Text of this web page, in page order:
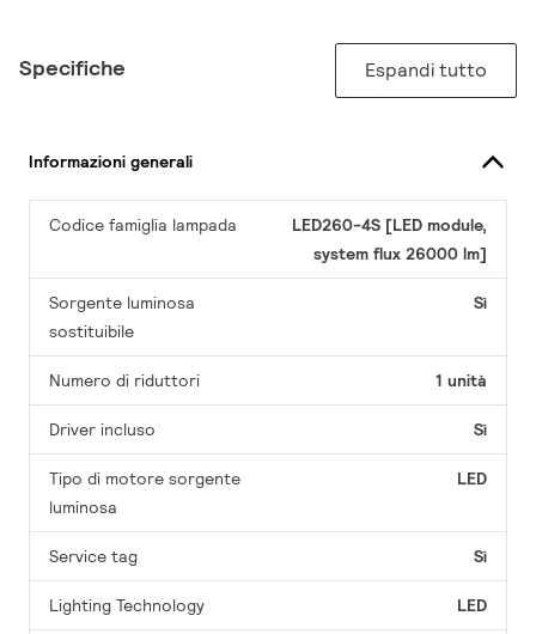
Specifiche Espandi tutto
Informazioni generali
Codice famiglia lampada
LED260-4S [LED module,
system flux 26000 lm]
Sorgente luminosa
sostituibile
Sì
Numero di riduttori 1 unità
Driver incluso Sì
Tipo di motore sorgente
luminosa
LED
Service tag Sì
Lighting Technology LED